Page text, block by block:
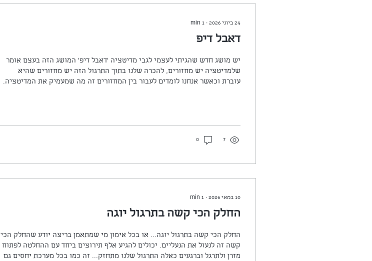
24 ביוני 2026 ∙
1
min
דאבל דיפ
יש מושג חדש שהגיתי לעצמי לגבי מדיטציה 'דאבל דיפ' המושג הזה בעצם אומר
שלמדיטציה יש מחזורים, להכרה שלנו בתוך התרגול הזה יש מחזורים שהיא
עוברת וכאשר אנחנו לומדים לעבור בין המחזורים זה מה שמעמיק את המדיטציה.
חשוב. הייתי יכול לבחור להגיד 'אוקיי עד כאן יאללה נמשיך ביום שלי'. וזה היה
7
0
10 במאי 2026 ∙
1
min
החלק הכי קשה בתרגול יוגה
החלק הכי קשה בתרגול יוגה... או בכל אימון מי שמתאמן בריצה יודע שהחלק הכי
קשה זה לנעול את הנעליים. יכולים להגיע אלף תירוצים ביחד עם ההחלטה לפתוח
מזרן ולתרגל וברגעים כאלה התרגול שלנו מתחזק... זה כמו בכל מערכת יחסים גם